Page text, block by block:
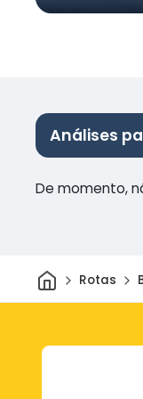
Análises
De momento,
CasaRotas